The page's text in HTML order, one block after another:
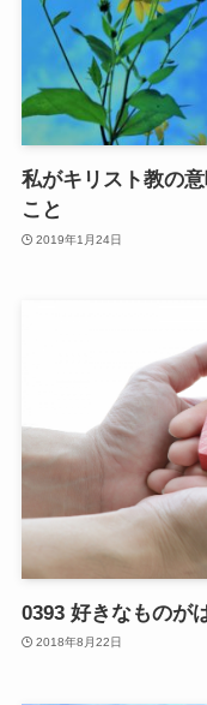
私がキリスト教の
こと
2019年1月24日
0393 好きなものが
2018年8月22日